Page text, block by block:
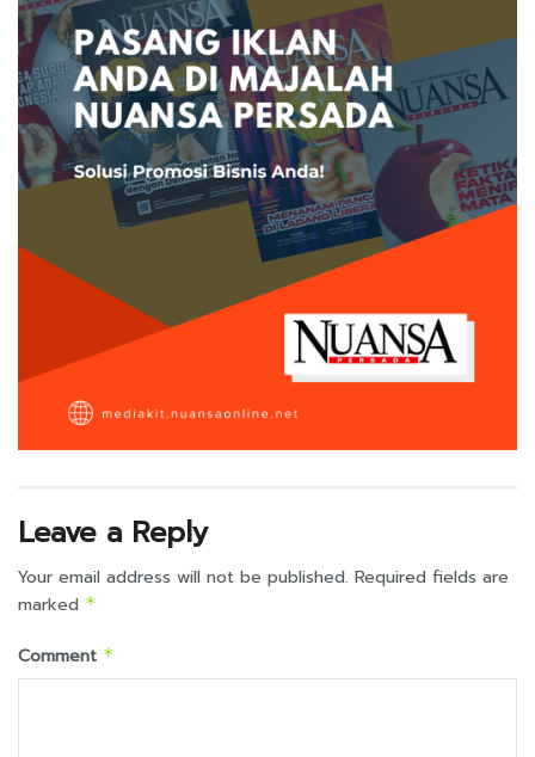
Leave a Reply
Your email address will not be published. Required fields are
marked *
Comment *